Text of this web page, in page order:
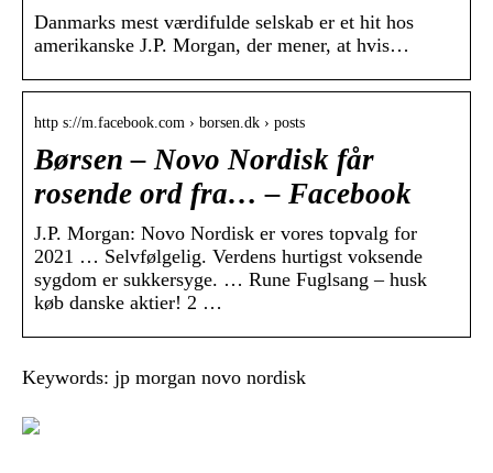
Danmarks mest værdifulde selskab er et hit hos
amerikanske J.P. Morgan, der mener, at hvis…
http s://m.facebook.com › borsen.dk › posts
Børsen – Novo Nordisk får
rosende ord fra… – Facebook
J.P. Morgan: Novo Nordisk er vores topvalg for
2021 … Selvfølgelig. Verdens hurtigst voksende
sygdom er sukkersyge. … Rune Fuglsang – husk
køb danske aktier! 2 …
Keywords: jp morgan novo nordisk